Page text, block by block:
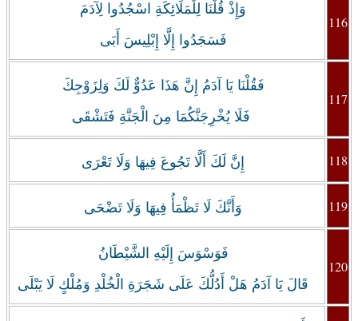
وَإِذْ قُلْنَا لِلْمَلَائِكَةِ اسْجُدُوا لِآدَمَ
فَسَجَدُوا إِلَّا إِبْلِيسَ أَبَى
116
فَقُلْنَا يَا آدَمُ إِنَّ هَذَا عَدُوٌّ لَكَ وَلِزَوْجِكَ
فَلَا يُخْرِجَنَّكُمَا مِنَ الْجَنَّةِ فَتَشْقَى
117
إِنَّ لَكَ أَلَّا تَجُوعَ فِيهَا وَلَا تَعْرَى 118
وَأَنَّكَ لَا تَظْمَأُ فِيهَا وَلَا تَضْحَى 119
فَوَسْوَسَ إِلَيْهِ الشَّيْطَانُ
قَالَ يَا آدَمُ هَلْ أَدُلُّكَ عَلَى شَجَرَةِ الْخُلْدِ وَمُلْكٍ لَا يَبْلَى
120